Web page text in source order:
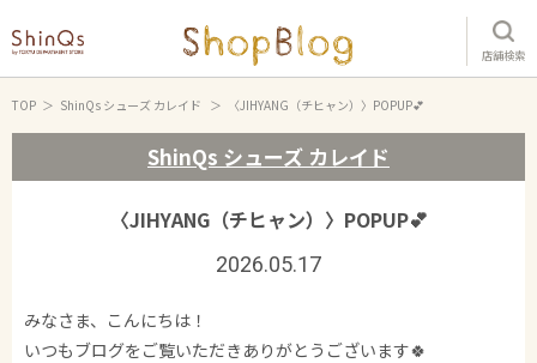
店舗検索
TOP ShinQs シューズ カレイド 〈JIHYANG（チヒャン）〉POPUP💕
ShinQs シューズ カレイド
〈JIHYANG（チヒャン）〉POPUP💕
2026.05.17
みなさま、こんにちは！
いつもブログをご覧いただきありがとうございます🍀